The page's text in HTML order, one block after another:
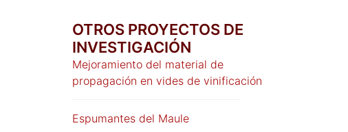
OTROS PROYECTOS DE
INVESTIGACIÓN
Mejoramiento del material de
propagación en vides de vinificación
Espumantes del Maule